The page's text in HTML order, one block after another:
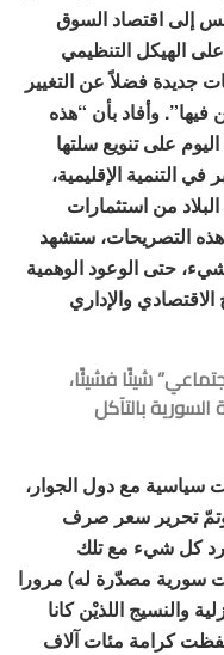
إلى اقتصاد السوق
الهيكل التنظيمي
فضلاً عن التغيير
وأفاد بأن “هذه
على تنويع سلتها
في التنمية الإقليمية،
من استثمارات
التصريحات، ستشهد
حتى الوعود الوهمية
والإداري
شيئًا فشيئًا،
بالتآكل
سياسية مع دول الجوار،
وتمّ تحرير سعر صرف
كل شيء مع تلك
سورية مصدّرة له) مرورا
والنسيج اللذيْن كانا
كرامة مئات آلاف